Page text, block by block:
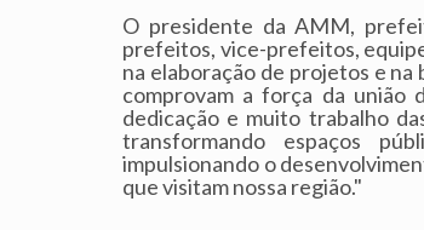
O presidente da AMM,
prefeitos, vice-prefeitos,
na elaboração de projetos e
comprovam a força da união
dedicação e muito trabalho
transformando espaços
impulsionando o
que visitam nossa região."